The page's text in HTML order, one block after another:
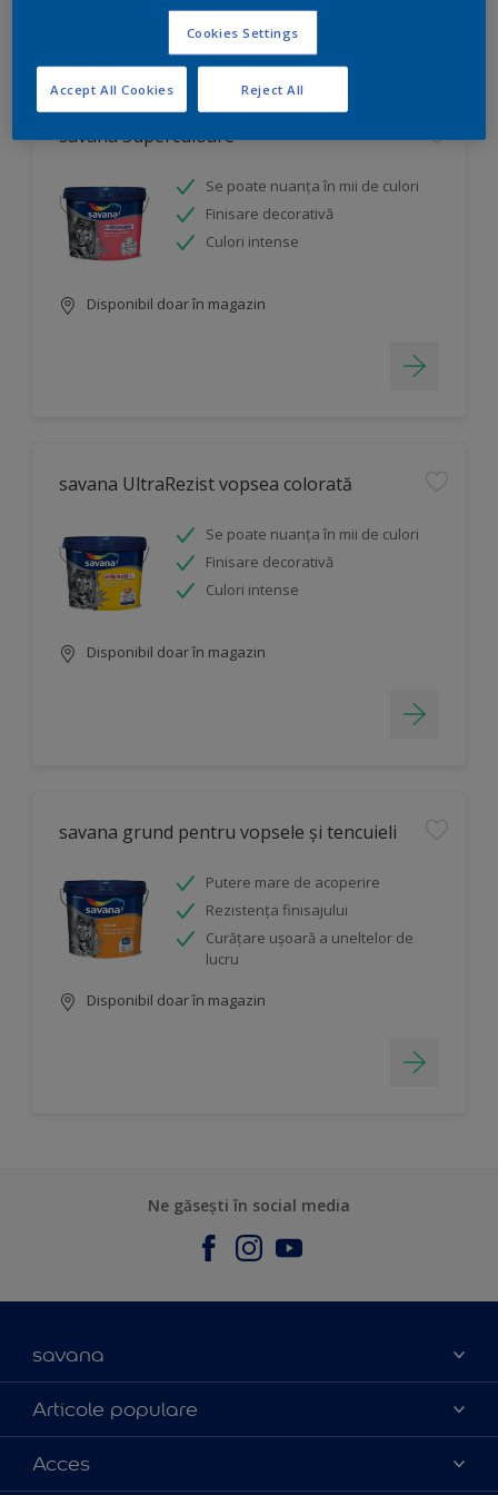
Filtru
savana Superculoare
Se poate nuanța în mii de culori
Finisare decorativă
Culori intense
Disponibil doar în magazin
savana UltraRezist vopsea colorată
Se poate nuanța în mii de culori
Finisare decorativă
Culori intense
Disponibil doar în magazin
savana grund pentru vopsele și tencuieli
Putere mare de acoperire
Rezistența finisajului
Curăţare uşoară a uneltelor de
lucru
Disponibil doar în magazin
Ne găsești în social media
savana
Contact
Parteneri
Certificări
Articole populare
Culoarea anului 2025
Produse
Acces
Cookies Settings
Reject All
Accept All Cookies